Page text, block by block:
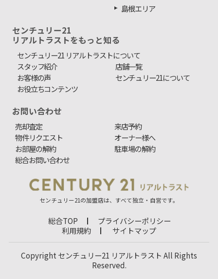
島根エリア
センチュリー21
リアルトラストをもっと知る
センチュリー21 リアルトラストについて
スタッフ紹介
店舗一覧
お客様の声
センチュリー21について
お役立ちコンテンツ
お問い合わせ
売却査定
来店予約
物件リクエスト
オーナー様へ
お部屋の解約
駐車場の解約
総合お問い合わせ
センチュリー21の加盟店は、すべて独立・自営です。
総合TOP
プライバシーポリシー
利用規約
サイトマップ
Copyright センチュリー21 リアルトラスト All Rights
Reserved.